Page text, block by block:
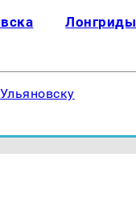
Лонгриды